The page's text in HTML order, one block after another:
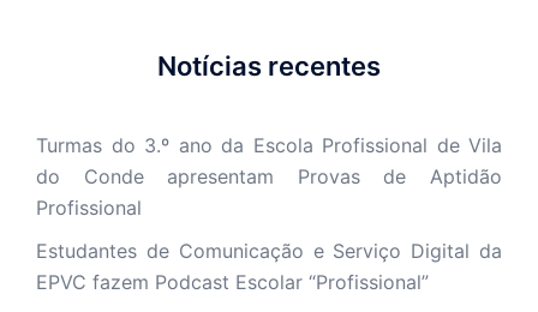
Notícias recentes
Turmas do 3.º ano da Escola Profissional de Vila
do Conde apresentam Provas de Aptidão
Profissional
Estudantes de Comunicação e Serviço Digital da
EPVC fazem Podcast Escolar “Profissional”